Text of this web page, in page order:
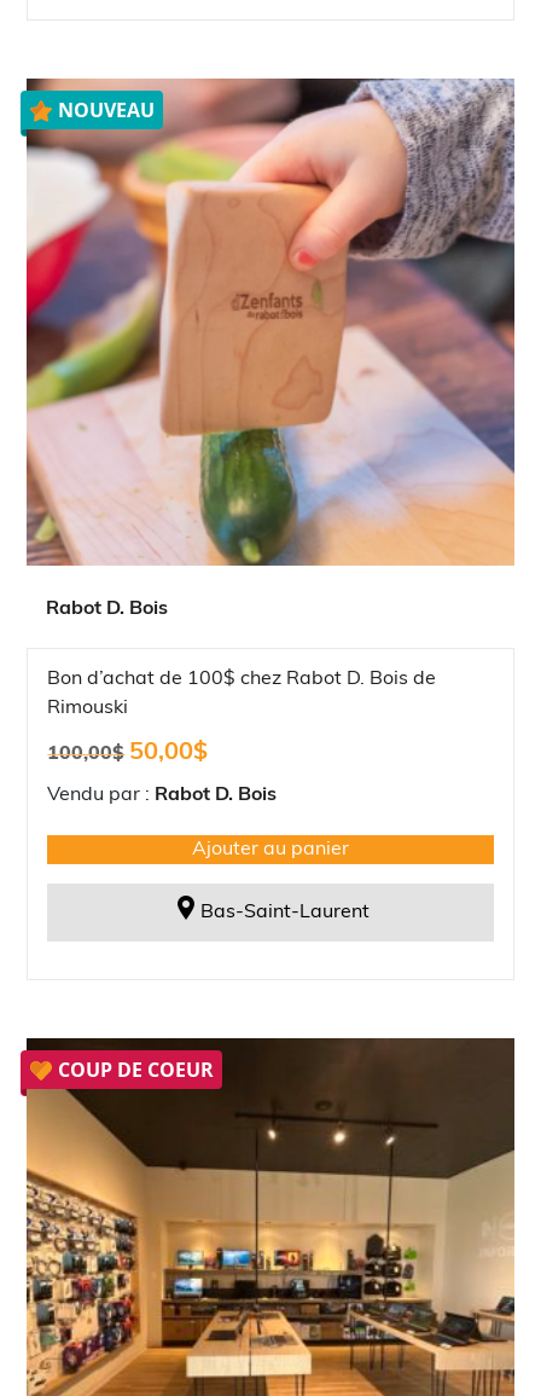
NOUVEAU
Rabot D. Bois
Bon d’achat de 100$ chez Rabot D. Bois de
Rimouski
100,00$
Le
initial
100,00$.
50,00$
actuel
50,00$.
Vendu par : Rabot D. Bois
Ajouter au panier
Bas-Saint-Laurent
COUP DE COEUR